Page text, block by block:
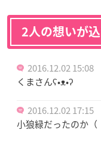
2人の想いが
2016.12.02 15:08
くまさんʕ•ᴥ•ʔ
2016.12.02 17:15
小狼緑だったのか（